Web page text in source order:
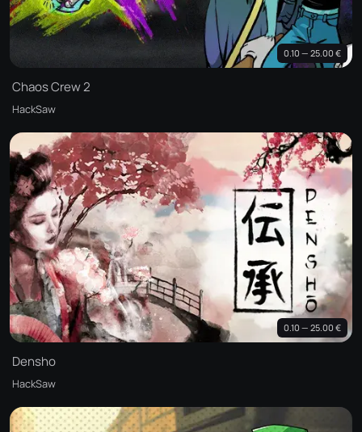
0.10 — 25.00 €
Chaos Crew 2
HackSaw
0.10 — 25.00 €
Densho
HackSaw